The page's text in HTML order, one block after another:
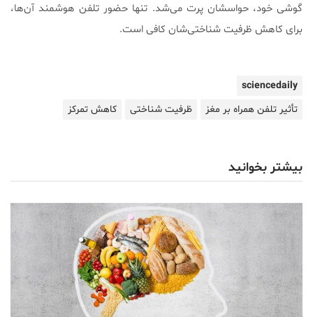
گوشى خود، حواسشان پرت مى‌شد. تنها حضور تلفن هوشمند آن‌ها،
براى كاهش ظرفيت شناختى‌شان كافى است.
sciencedaily
تأثیر تلفن همراه بر مغز
ظرفیت شناختی کاهش تمرکز
بیشتر بخوانید